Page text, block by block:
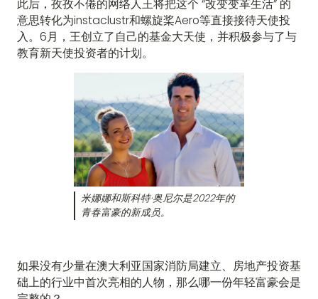
此后，孜孜不倦的网络人王将把这个 “改变变革生活” 的
意思转化为instaclustr和螺旋桨Aero等直接接待天使投
入。6月，王创立了自己的基金大天使，并积极参与了与
教育新天使投资者的计划。
米娜娜和斯科特·奥尼尔是2022年的
青春富豪的新成员。
如果没有少量在澳大利亚国家消防局建立、房地产投资基
础上的行业中首次亮相的人物，那么哪一份年轻富豪会是